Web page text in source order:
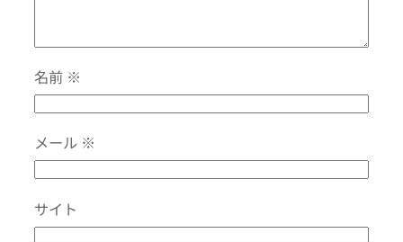
名前 ※
メール ※
サイト